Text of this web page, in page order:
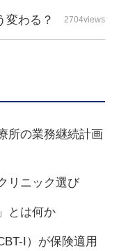
変わる？ 2704views
所の業務継続計画
リニック選び
とは何か
I）が保険適用